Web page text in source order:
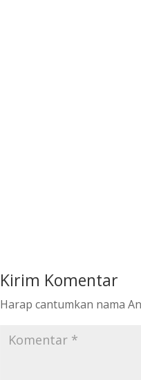
Kirim Komentar
Harap cantumkan nama